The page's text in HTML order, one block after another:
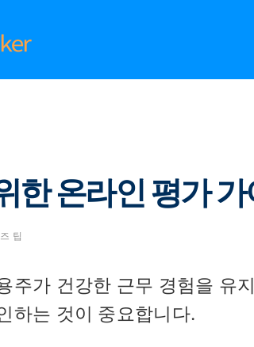
한 온라인 평가
팁
주가 건강한 근무 경험을 유
하는 것이 중요합니다.